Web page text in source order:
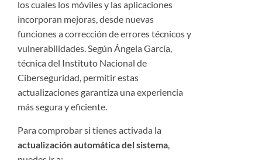
los cuales los móviles y las aplicaciones
incorporan mejoras, desde nuevas
funciones a corrección de errores técnicos y
vulnerabilidades. Según Ángela García,
técnica del Instituto Nacional de
Ciberseguridad, permitir estas
actualizaciones garantiza una experiencia
más segura y eficiente.
Para comprobar si tienes activada la
actualización automática del sistema,